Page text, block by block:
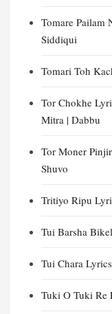
Tomare Pailam
Siddiqui
Tomari Toh
Tor Chokhe
Mitra | Dabbu
Tor Moner
Shuvo
Tritiyo Ripu
Tui Barsha
Tui Chara
Tuki O Tuki Re